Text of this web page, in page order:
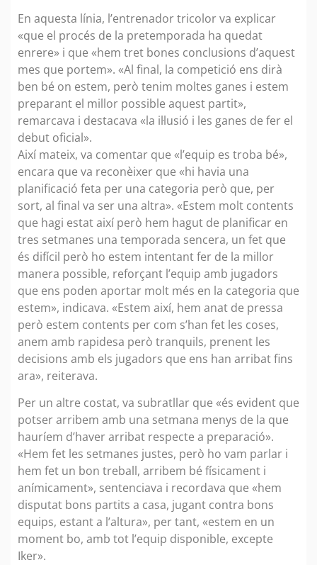
En aquesta línia, l’entrenador tricolor va explicar
«que el procés de la pretemporada ha quedat
enrere» i que «hem tret bones conclusions d’aquest
mes que portem». «Al final, la competició ens dirà
ben bé on estem, però tenim moltes ganes i estem
preparant el millor possible aquest partit»,
remarcava i destacava «la il·lusió i les ganes de fer el
debut oficial».
Així mateix, va comentar que «l’equip es troba bé»,
encara que va reconèixer que «hi havia una
planificació feta per una categoria però que, per
sort, al final va ser una altra». «Estem molt contents
que hagi estat així però hem hagut de planificar en
tres setmanes una temporada sencera, un fet que
és difícil però ho estem intentant fer de la millor
manera possible, reforçant l’equip amb jugadors
que ens poden aportar molt més en la categoria que
estem», indicava. «Estem així, hem anat de pressa
però estem contents per com s’han fet les coses,
anem amb rapidesa però tranquils, prenent les
decisions amb els jugadors que ens han arribat fins
ara», reiterava.
Per un altre costat, va subratllar que «és evident que
potser arribem amb una setmana menys de la que
hauríem d’haver arribat respecte a preparació».
«Hem fet les setmanes justes, però ho vam parlar i
hem fet un bon treball, arribem bé físicament i
anímicament», sentenciava i recordava que «hem
disputat bons partits a casa, jugant contra bons
equips, estant a l’altura», per tant, «estem en un
moment bo, amb tot l’equip disponible, excepte
Iker».